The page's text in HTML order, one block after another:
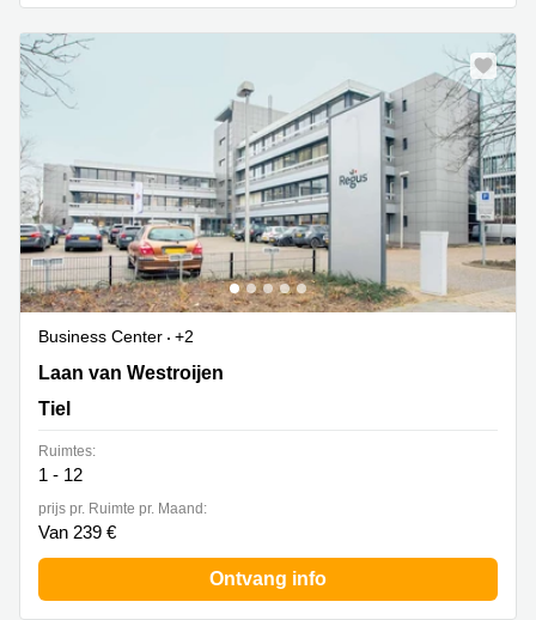
Kantoorruimte
in Arnhem
Hilversum
Coworking
space
Zwolle
Coworking
Haarlem
Huren
Hengelo
Bedrijfsruimte
Huren in
Nijmegen
Business Center
+2
Laan van Westroijen 6, Tiel
Laan van Westroijen
Tiel
Ruimtes:
1 - 12
prijs pr. Ruimte pr. Maand:
Van 239 €
Ontvang info